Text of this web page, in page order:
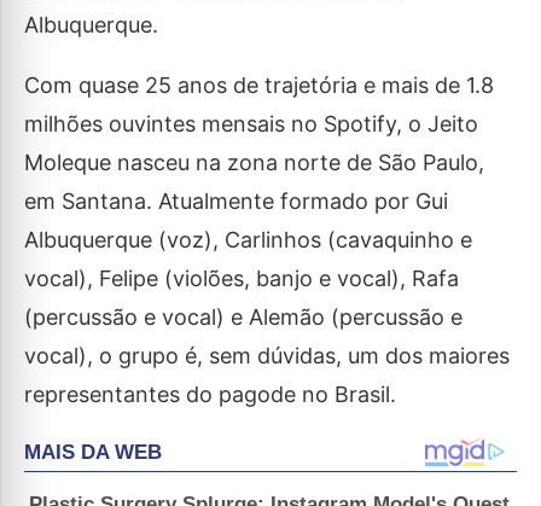
Albuquerque.
Com quase 25 anos de trajetória e mais de 1.8
milhões ouvintes mensais no Spotify, o Jeito
Moleque nasceu na zona norte de São Paulo,
em Santana. Atualmente formado por Gui
Albuquerque (voz), Carlinhos (cavaquinho e
vocal), Felipe (violões, banjo e vocal), Rafa
(percussão e vocal) e Alemão (percussão e
vocal), o grupo é, sem dúvidas, um dos maiores
representantes do pagode no Brasil.